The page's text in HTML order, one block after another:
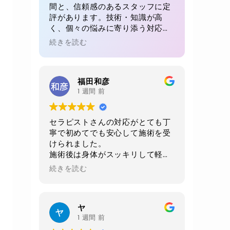
間と、信頼感のあるスタッフに定
評があります。技術・知識が高
く、個々の悩みに寄り添う対応が
魅力。初回でも、毎回でも満足感
が得られると多くの方が絶賛。リ
ピート率が高い理由が感じられる
続きを読む
福田和彦
1 週間 前
セラピストさんの対応がとても丁
寧で初めてでも安心して施術を受
けられました。
施術後は身体がスッキリして軽く
なりました。
当日に2週間後の予約をお願いし
れており非常に清潔感がありま
す。おすすめお店です。
続きを読む
ヤ
1 週間 前